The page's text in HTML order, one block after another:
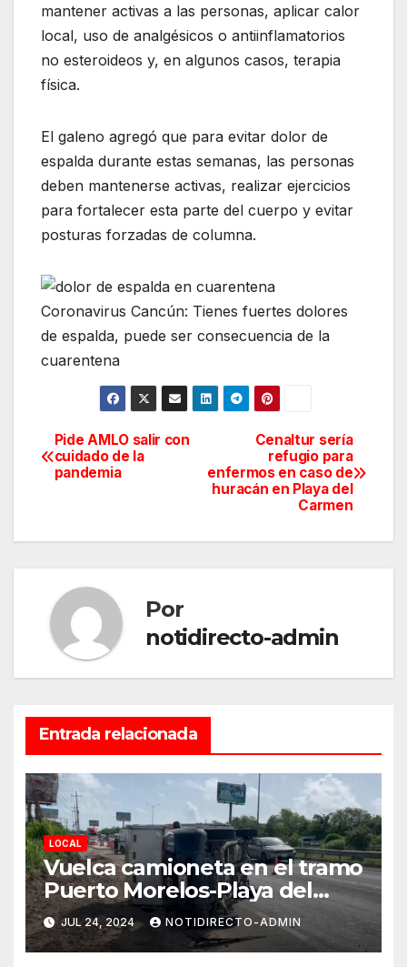
mantener activas a las personas, aplicar calor
local, uso de analgésicos o antiinflamatorios
no esteroideos y, en algunos casos, terapia
física.
El galeno agregó que para evitar dolor de
espalda durante estas semanas, las personas
deben mantenerse activas, realizar ejercicios
para fortalecer esta parte del cuerpo y evitar
posturas forzadas de columna.
Coronavirus Cancún: Tienes fuertes dolores
de espalda, puede ser consecuencia de la
cuarentena
Navegación
de
Cenaltur sería
refugio para
enfermos en caso de
huracán en Playa del
Carmen
Pide AMLO salir con
cuidado de la
pandemia
Por
notidirecto-admin
Entrada relacionada
LOCAL
Vuelca camioneta en el tramo
Puerto Morelos-Playa del
Carmen
JUL 24, 2024 NOTIDIRECTO-ADMIN